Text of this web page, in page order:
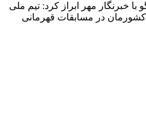
خبرنگار مهر ابراز کرد: تیم ملی
کشورمان در مسابقات قهرمانی